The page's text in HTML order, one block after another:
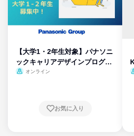
【大学1・2年生対象】パナソニ
ックキャリアデザインプログラ
ム
オンライン
お気に入り